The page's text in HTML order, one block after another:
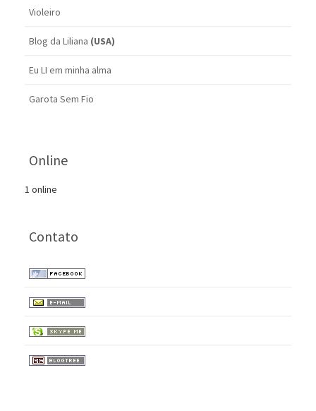
Violeiro
Blog da Liliana (USA)
Eu LI em minha alma
Garota Sem Fio
Online
1 online
Contato